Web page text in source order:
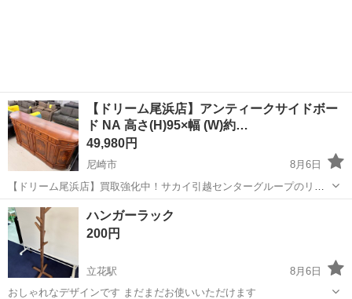
【ドリーム尾浜店】アンティークサイドボー
ド NA 高さ(H)95×幅 (W)約…
49,980円
尼崎市
8月6日
【ドリーム尾浜店】買取強化中！サカイ引越センターグループのリサ
イクルショップです！ ■弊社を装った偽サイトにご注意下さい！ 当店
のジモティー出品情報、画像が複数の偽サイトに転載されていること
が確認されております。 ...
兵庫 尼崎市 収納家具 アンティークサイドボード
ハンガーラック
200円
立花駅
8月6日
おしゃれなデザインです まだまだお使いいただけます